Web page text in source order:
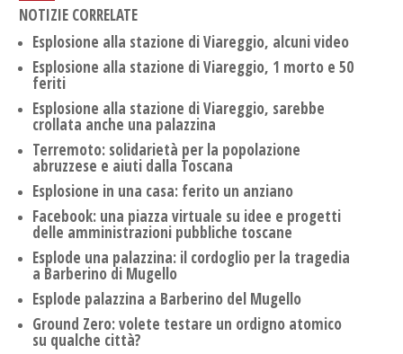
NOTIZIE CORRELATE
Esplosione alla stazione di Viareggio, alcuni video
Esplosione alla stazione di Viareggio, 1 morto e 50
feriti
Esplosione alla stazione di Viareggio, sarebbe
crollata anche una palazzina
Terremoto: solidarietà per la popolazione
abruzzese e aiuti dalla Toscana
Esplosione in una casa: ferito un anziano
Facebook: una piazza virtuale su idee e progetti
delle amministrazioni pubbliche toscane
Esplode una palazzina: il cordoglio per la tragedia
a Barberino di Mugello
Esplode palazzina a Barberino del Mugello
Ground Zero: volete testare un ordigno atomico
su qualche città?